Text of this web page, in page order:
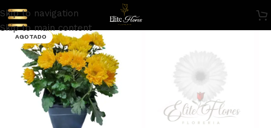
Skip to navigation
Skip to main content
AGOTADO